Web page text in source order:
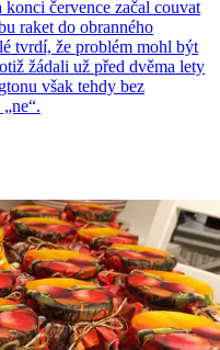
července začal couvat
raket do obranného
tvrdí, že problém mohl být
žádali už před dvěma lety
však tehdy bez